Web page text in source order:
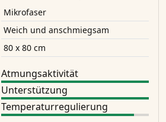
Mikrofaser
Weich und anschmiegsam
80 x 80 cm
Atmungsaktivität
Unterstützung
Temperaturregulierung